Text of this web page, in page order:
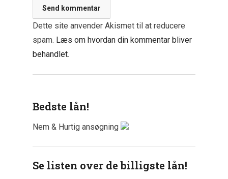
Dette site anvender Akismet til at reducere
spam. Læs om hvordan din kommentar bliver
behandlet.
Bedste lån!
Nem & Hurtig ansøgning
Se listen over de billigste lån!